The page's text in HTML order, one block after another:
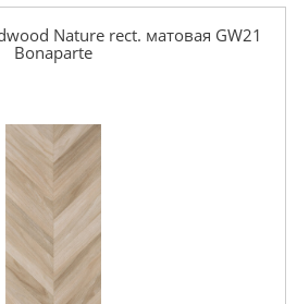
Nature rect. матовая GW21
Bonaparte